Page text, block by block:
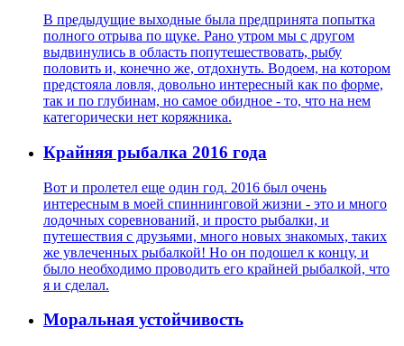
В предыдущие выходные была предпринята попытка
полного отрыва по щуке. Рано утром мы с другом
выдвинулись в область попутешествовать, рыбу
половить и, конечно же, отдохнуть. Водоем, на котором
предстояла ловля, довольно интересный как по форме,
так и по глубинам, но самое обидное - то, что на нем
категорически нет коряжника.
Крайняя рыбалка 2016 года
Вот и пролетел еще один год. 2016 был очень
интересным в моей спиннинговой жизни - это и много
лодочных соревнований, и просто рыбалки, и
путешествия с друзьями, много новых знакомых, таких
же увлеченных рыбалкой! Но он подошел к концу, и
было необходимо проводить его крайней рыбалкой, что
я и сделал.
Моральная устойчивость